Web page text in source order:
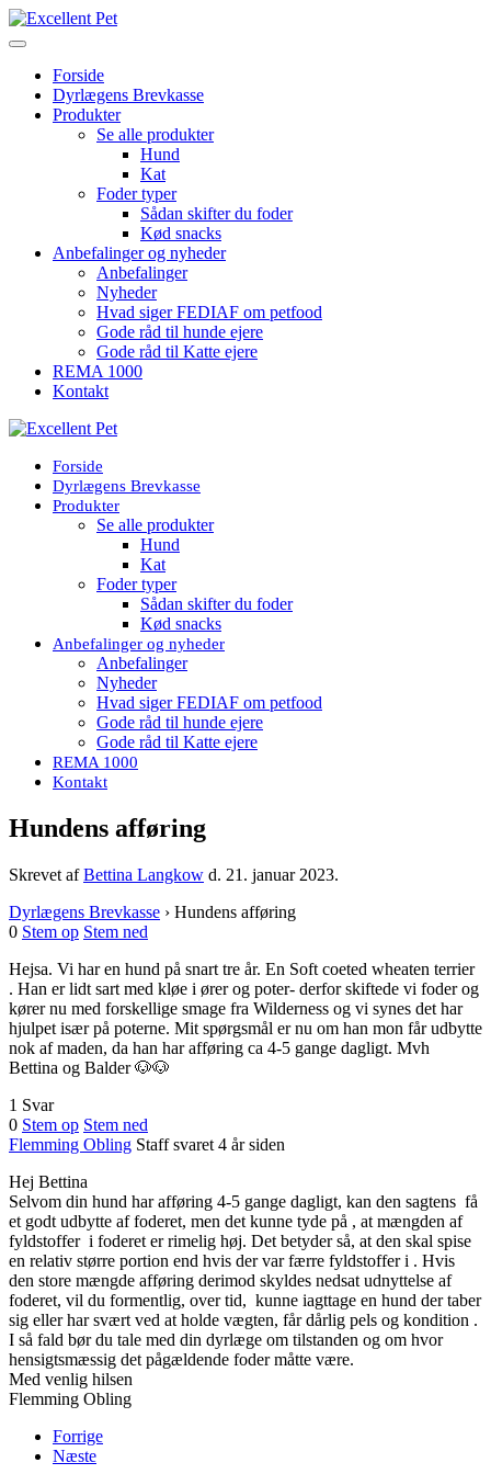
Forside
Dyrlægens Brevkasse
Produkter
Se alle produkter
Hund
Kat
Foder typer
Sådan skifter du foder
Kød snacks
Anbefalinger og nyheder
Anbefalinger
Nyheder
Hvad siger FEDIAF om petfood
Gode råd til hunde ejere
Gode råd til Katte ejere
REMA 1000
Kontakt
Forside
Dyrlægens Brevkasse
Produkter
Se alle produkter
Hund
Kat
Foder typer
Sådan skifter du foder
Kød snacks
Anbefalinger og nyheder
Anbefalinger
Nyheder
Hvad siger FEDIAF om petfood
Gode råd til hunde ejere
Gode råd til Katte ejere
REMA 1000
Kontakt
Hundens afføring
Skrevet afBettina Langkow d. 21. januar 2023.
Dyrlægens Brevkasse › Hundens afføring
0 Stem op Stem ned
Hejsa. Vi har en hund på snart tre år. En Soft coeted wheaten terrier
. Han er lidt sart med kløe i ører og poter- derfor skiftede vi foder og
kører nu med forskellige smage fra Wilderness og vi synes det har
hjulpet især på poterne. Mit spørgsmål er nu om han mon får udbytte
nok af maden, da han har afføring ca 4-5 gange dagligt. Mvh
Bettina og Balder 🐶🐶
1 Svar
0 Stem op Stem ned
Flemming Obling Staffsvaret 4 år siden
Hej Bettina
Selvom din hund har afføring 4-5 gange dagligt, kan den sagtens få
et godt udbytte af foderet, men det kunne tyde på , at mængden af
fyldstoffer i foderet er rimelig høj. Det betyder så, at den skal spise
en relativ større portion end hvis der var færre fyldstoffer i . Hvis
den store mængde afføring derimod skyldes nedsat udnyttelse af
foderet, vil du formentlig, over tid, kunne iagttage en hund der taber
sig eller har svært ved at holde vægten, får dårlig pels og kondition .
I så fald bør du tale med din dyrlæge om tilstanden og om hvor
hensigtsmæssig det pågældende foder måtte være.
Med venlig hilsen
Flemming Obling
Forrige
Næste